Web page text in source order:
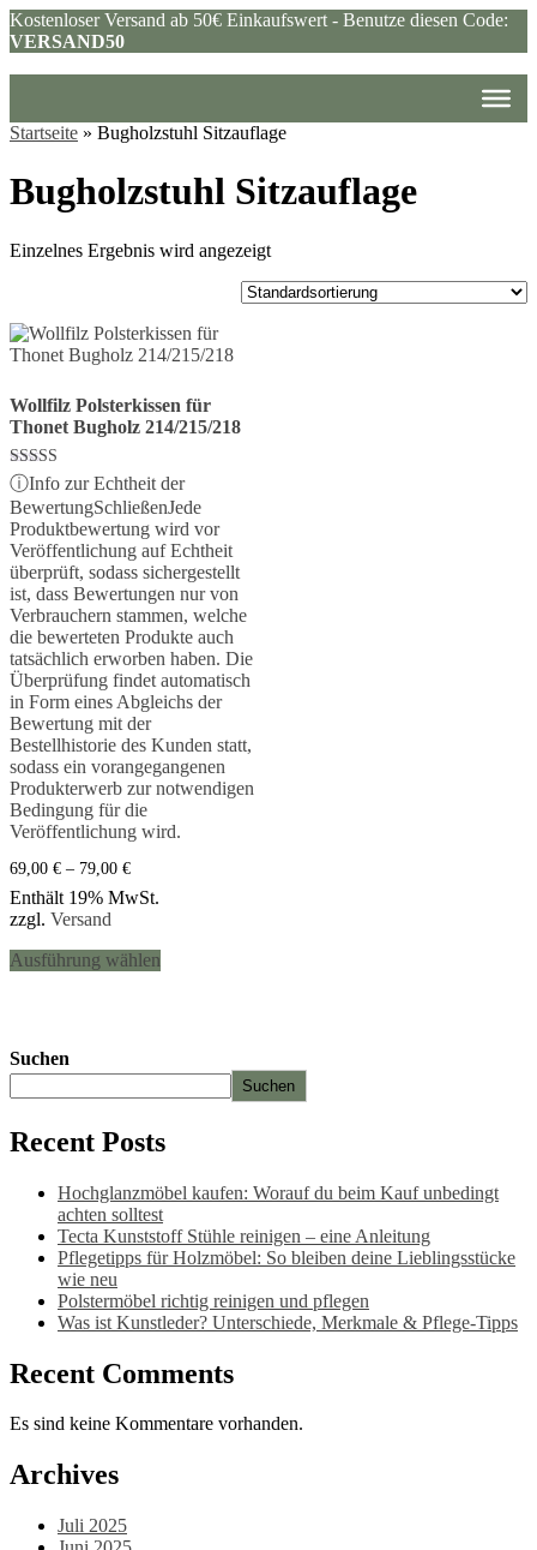
Kostenloser Versand ab 50€ Einkaufswert - Benutze diesen Code:
VERSAND50
Startseite » Bugholzstuhl Sitzauflage
Bugholzstuhl Sitzauflage
Einzelnes Ergebnis wird angezeigt
Wollfilz Polsterkissen für
Thonet Bugholz 214/215/218
Bewertet mit
5.00
von 5
ⓘInfo zur Echtheit der
BewertungSchließenJede
Produktbewertung wird vor
Veröffentlichung auf Echtheit
überprüft, sodass sichergestellt
ist, dass Bewertungen nur von
Verbrauchern stammen, welche
die bewerteten Produkte auch
tatsächlich erworben haben. Die
Überprüfung findet automatisch
in Form eines Abgleichs der
Bewertung mit der
Bestellhistorie des Kunden statt,
sodass ein vorangegangenen
Produkterwerb zur notwendigen
Bedingung für die
Veröffentlichung wird.
69,00 € – 79,00 €
69,00 €
bis
Enthält 19% MwSt.
zzgl. Versand
Ausführung wählen
Die
auf
der
gewählt
werden
Suchen
Suchen
Recent Posts
Hochglanzmöbel kaufen: Worauf du beim Kauf unbedingt
achten solltest
Tecta Kunststoff Stühle reinigen – eine Anleitung
Pflegetipps für Holzmöbel: So bleiben deine Lieblingsstücke
wie neu​
Polstermöbel richtig reinigen und pflegen
Was ist Kunstleder? Unterschiede, Merkmale & Pflege-Tipps
Recent Comments
Es sind keine Kommentare vorhanden.
Archives
Juli 2025